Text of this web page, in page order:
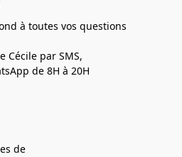
à toutes vos questions
Cécile par SMS,
de 8H à 20H
de